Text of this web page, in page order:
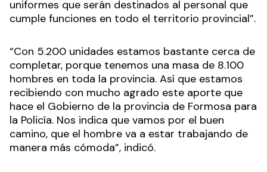
uniformes que serán destinados al personal que
cumple funciones en todo el territorio provincial”.
“Con 5.200 unidades estamos bastante cerca de
completar, porque tenemos una masa de 8.100
hombres en toda la provincia. Así que estamos
recibiendo con mucho agrado este aporte que
hace el Gobierno de la provincia de Formosa para
la Policía. Nos indica que vamos por el buen
camino, que el hombre va a estar trabajando de
manera más cómoda”, indicó.